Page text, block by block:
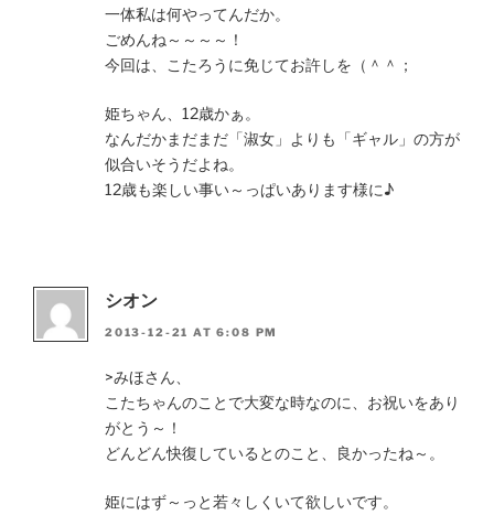
一体私は何やってんだか。
ごめんね～～～～！
今回は、こたろうに免じてお許しを（＾＾；
姫ちゃん、12歳かぁ。
なんだかまだまだ「淑女」よりも「ギャル」の方が
似合いそうだよね。
12歳も楽しい事い～っぱいあります様に♪
シオン
2013-12-21 AT 6:08 PM
>みほさん、
こたちゃんのことで大変な時なのに、お祝いをあり
がとう～！
どんどん快復しているとのこと、良かったね～。
姫にはず～っと若々しくいて欲しいです。